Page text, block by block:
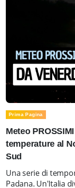
Prima Pagina
Meteo
temperature al
Sud
Una serie di
Padana. Un'Italia